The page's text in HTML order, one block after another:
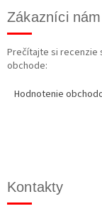
Zákazníci
Prečítajte si recenzie
obchode:
Hodnotenie
Kontakty